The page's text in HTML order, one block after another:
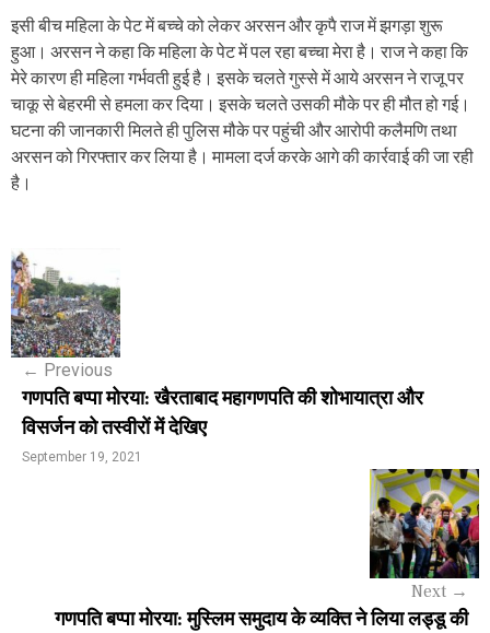
इसी बीच महिला के पेट में बच्चे को लेकर अरसन और कृपै राज में झगड़ा शुरू
हुआ। अरसन ने कहा कि महिला के पेट में पल रहा बच्चा मेरा है। राज ने कहा कि
मेरे कारण ही महिला गर्भवती हुई है। इसके चलते गुस्से में आये अरसन ने राजू पर
चाकू से बेहरमी से हमला कर दिया। इसके चलते उसकी मौके पर ही मौत हो गई।
घटना की जानकारी मिलते ही पुलिस मौके पर पहुंची और आरोपी कलैमणि तथा
अरसन को गिरफ्तार कर लिया है। मामला दर्ज करके आगे की कार्रवाई की जा रही
है।
P
o
s
n
a
← Previous
गणपति बप्पा मोरया: खैरताबाद महागणपति की शोभायात्रा और
विसर्जन को तस्वीरों में देखिए
September 19, 2021
Next →
गणपति बप्पा मोरया: मुस्लिम समुदाय के व्यक्ति ने लिया लड्डू की